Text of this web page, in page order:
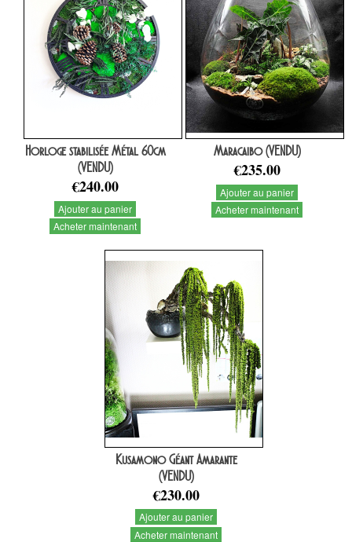
Horloge stabilisée Métal 60cm
(VENDU)
€240.00
Ajouter au panier
Acheter maintenant
Maracaibo (VENDU)
€235.00
Ajouter au panier
Acheter maintenant
Kusamono Géant Amarante
(VENDU)
€230.00
Ajouter au panier
Acheter maintenant